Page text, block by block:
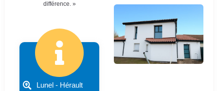
différence. »
Lunel - Hérault